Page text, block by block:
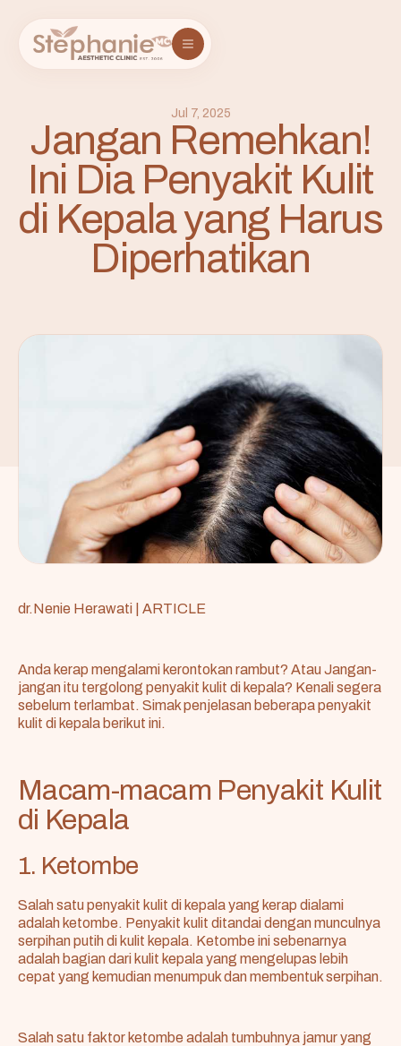
Jul 7, 2025
Jangan Remehkan!
Ini Dia Penyakit Kulit
di Kepala yang Harus
Diperhatikan
dr.Nenie Herawati ARTICLE
Anda kerap mengalami kerontokan rambut? Atau Jangan-
jangan itu tergolong penyakit kulit di kepala? Kenali segera
sebelum terlambat. Simak penjelasan beberapa penyakit
kulit di kepala berikut ini.
Macam-macam Penyakit Kulit
di Kepala
1. Ketombe
Salah satu penyakit kulit di kepala yang kerap dialami
adalah ketombe. Penyakit kulit ditandai dengan munculnya
serpihan putih di kulit kepala. Ketombe ini sebenarnya
adalah bagian dari kulit kepala yang mengelupas lebih
cepat yang kemudian menumpuk dan membentuk serpihan.
Salah satu faktor ketombe adalah tumbuhnya jamur yang